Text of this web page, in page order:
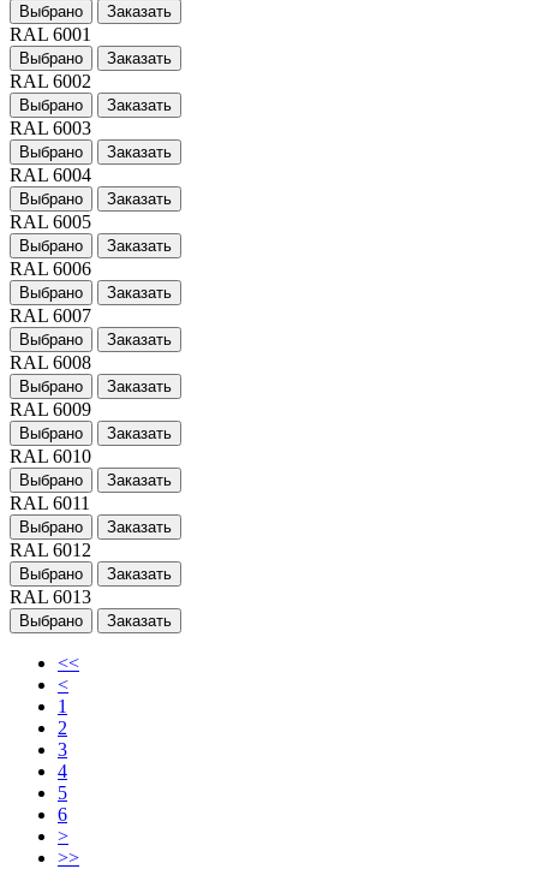
Выбрано Заказать
RAL 6001
Выбрано Заказать
RAL 6002
Выбрано Заказать
RAL 6003
Выбрано Заказать
RAL 6004
Выбрано Заказать
RAL 6005
Выбрано Заказать
RAL 6006
Выбрано Заказать
RAL 6007
Выбрано Заказать
RAL 6008
Выбрано Заказать
RAL 6009
Выбрано Заказать
RAL 6010
Выбрано Заказать
RAL 6011
Выбрано Заказать
RAL 6012
Выбрано Заказать
RAL 6013
Выбрано Заказать
<<
<
1
2
3
4
5
6
>
>>